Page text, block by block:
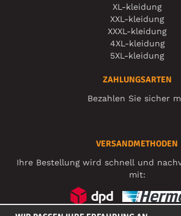
XL-kleidung
XXL-kleidung
XXXL-kleidung
4XL-kleidung
5XL-kleidung
ZAHLUNGSARTEN
Bezahlen Sie sicher
VERSANDMETHODEN
Ihre Bestellung wird schnell und
mit: